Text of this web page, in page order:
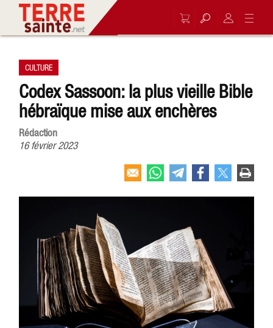
CULTURE
Codex Sassoon: la plus vieille Bible
hébraïque mise aux enchères
Rédaction
16 février 2023